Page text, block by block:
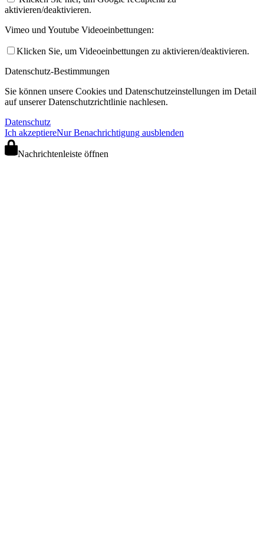
aktivieren/deaktivieren.
Vimeo und Youtube Videoeinbettungen:
Klicken Sie, um Videoeinbettungen zu aktivieren/deaktivieren.
Datenschutz-Bestimmungen
Sie können unsere Cookies und Datenschutzeinstellungen im Detail
auf unserer Datenschutzrichtlinie nachlesen.
Datenschutz
Ich akzeptiereNur Benachrichtigung ausblenden
Nachrichtenleiste öffnen